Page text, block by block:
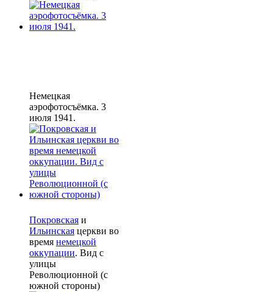
Немецкая
аэрофотосъёмка. 3
июля 1941.
Покровская и
Ильинская церкви во
время немецкой
оккупации. Вид с
улицы
Революционной (с
южной стороны)